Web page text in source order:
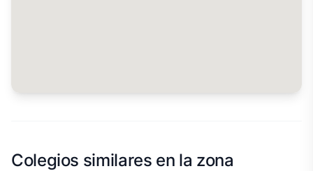
Colegios similares en la zona